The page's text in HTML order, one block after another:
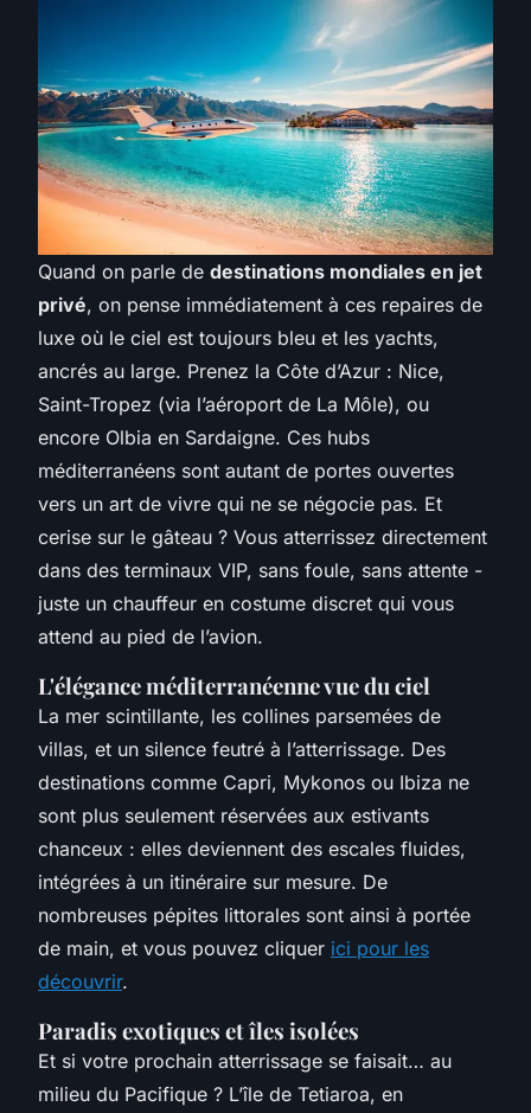
Quand on parle de destinations mondiales en jet
privé, on pense immédiatement à ces repaires de
luxe où le ciel est toujours bleu et les yachts,
ancrés au large. Prenez la Côte d’Azur : Nice,
Saint-Tropez (via l’aéroport de La Môle), ou
encore Olbia en Sardaigne. Ces hubs
méditerranéens sont autant de portes ouvertes
vers un art de vivre qui ne se négocie pas. Et
cerise sur le gâteau ? Vous atterrissez directement
dans des terminaux VIP, sans foule, sans attente -
juste un chauffeur en costume discret qui vous
attend au pied de l’avion.
L'élégance méditerranéenne vue du ciel
La mer scintillante, les collines parsemées de
villas, et un silence feutré à l’atterrissage. Des
destinations comme Capri, Mykonos ou Ibiza ne
sont plus seulement réservées aux estivants
chanceux : elles deviennent des escales fluides,
intégrées à un itinéraire sur mesure. De
nombreuses pépites littorales sont ainsi à portée
de main, et vous pouvez cliquer ici pour les
découvrir.
Paradis exotiques et îles isolées
Et si votre prochain atterrissage se faisait… au
milieu du Pacifique ? L’île de Tetiaroa, en